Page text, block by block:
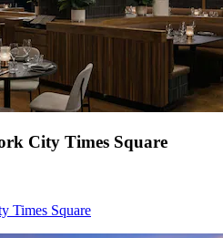
City Times Square
Times Square